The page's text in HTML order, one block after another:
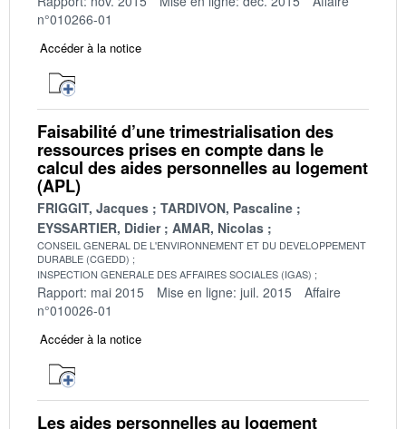
n°010266-01
Accéder à la notice
Faisabilité d’une trimestrialisation des
ressources prises en compte dans le
calcul des aides personnelles au logement
(APL)
FRIGGIT, Jacques
TARDIVON, Pascaline
EYSSARTIER, Didier
AMAR, Nicolas
CONSEIL GENERAL DE L'ENVIRONNEMENT ET DU DEVELOPPEMENT
DURABLE (CGEDD)
INSPECTION GENERALE DES AFFAIRES SOCIALES (IGAS)
Rapport: mai 2015 Mise en ligne: juil. 2015
Affaire
n°010026-01
Accéder à la notice
Les aides personnelles au logement